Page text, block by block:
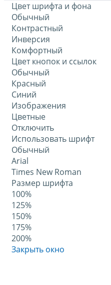
Цвет шрифта и фона
Обычный
Контрастный
Инверсия
Комфортный
Цвет кнопок и ссылок
Обычный
Красный
Синий
Изображения
Цветные
Отключить
Использовать шрифт
Обычный
Arial
Times New Roman
Размер шрифта
100%
125%
150%
175%
200%
Закрыть окно